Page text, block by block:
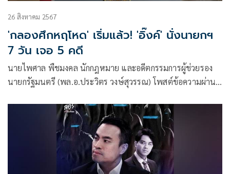
26 สิงหาคม 2567
'กลองศึกหฤโหด' เริ่มแล้ว! 'อิ๊งค์' นั่งนายกฯ
7 วัน เจอ 5 คดี
นายไพศาล พืชมงคล นักกฎหมาย และอดีตกรรมการผู้ช่วยรอง
นายกรัฐมนตรี (พล.อ.ประวิตร วงษ์สุวรรณ) โพสต์ข้อความผ่าน